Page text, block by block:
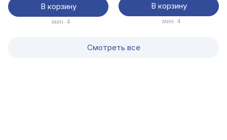
В корзину
мин. 4
В корзину
мин. 4
Смотреть все